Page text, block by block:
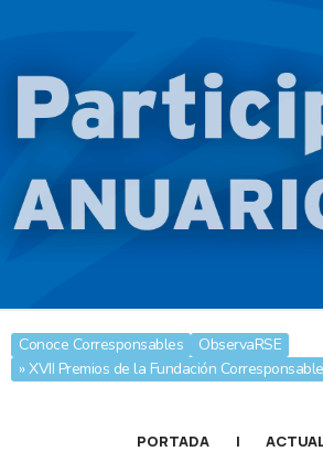
Conoce Corresponsables
ObservaRSE
» XVII Premios de la Fundación
PORTADA |